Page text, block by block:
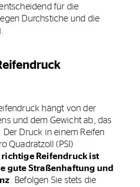
für die
Durchstiche und die
hängt von der
und dem Gewicht ab, das
Der Druck in einem Reifen
Quadratzoll (PSI)
richtige Reifendruck ist
gute Straßenhaftung und
. Befolgen Sie stets die